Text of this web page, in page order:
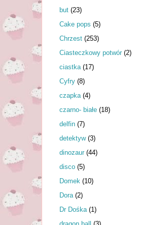
but (23)
Cake pops (5)
Chrzest (253)
Ciasteczkowy potwór (2)
ciastka (17)
Cyfry (8)
czapka (4)
czarno- białe (18)
delfin (7)
detektyw (3)
dinozaur (44)
disco (5)
Domek (10)
Dora (2)
Dr Dośka (1)
dragon ball (3)